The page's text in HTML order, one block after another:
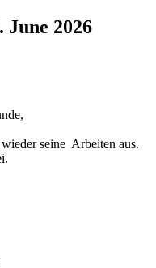
June 2026
seine Arbeiten aus.